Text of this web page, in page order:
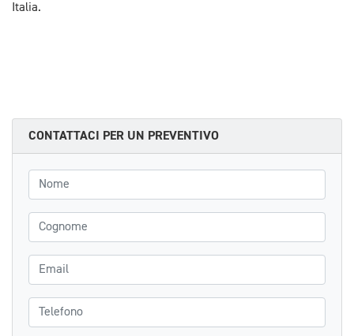
Italia.
CONTATTACI PER UN PREVENTIVO
Nome
Cognome
Email
Telefono